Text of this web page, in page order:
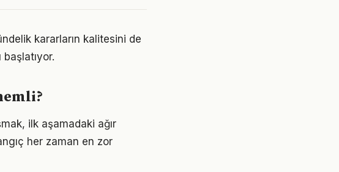
kararların kalitesini de
ilk aşamadaki ağır
her zaman en zor